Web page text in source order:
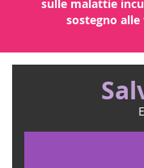
Ottenere un
sulle malattie